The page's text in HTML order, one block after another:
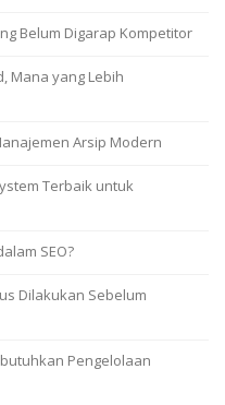
Belum Digarap Kompetitor
Mana yang Lebih
Arsip Modern
Terbaik untuk
SEO?
Dilakukan Sebelum
Pengelolaan